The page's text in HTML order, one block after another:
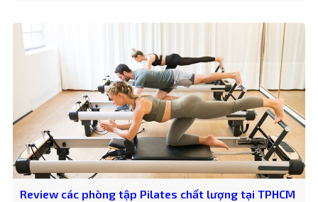
Review các phòng tập Pilates chất lượng tại TPHCM